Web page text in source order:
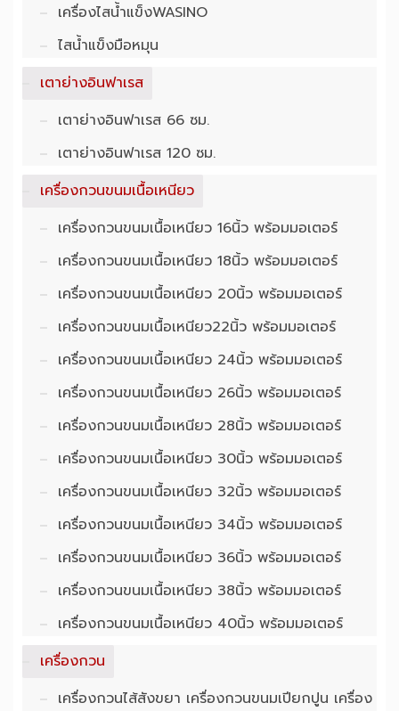
เครื่องไสน้ำแข็งWASINO
ไสน้ำแข็งมือหมุน
เตาย่างอินฟาเรส
เตาย่างอินฟาเรส 66 ซม.
เตาย่างอินฟาเรส 120 ซม.
เครื่องกวนขนมเนื้อเหนียว
เครื่องกวนขนมเนื้อเหนียว 16นิ้ว พร้อมมอเตอร์
เครื่องกวนขนมเนื้อเหนียว 18นิ้ว พร้อมมอเตอร์
เครื่องกวนขนมเนื้อเหนียว 20นิ้ว พร้อมมอเตอร์
เครื่องกวนขนมเนื้อเหนียว22นิ้ว พร้อมมอเตอร์
เครื่องกวนขนมเนื้อเหนียว 24นิ้ว พร้อมมอเตอร์
เครื่องกวนขนมเนื้อเหนียว 26นิ้ว พร้อมมอเตอร์
เครื่องกวนขนมเนื้อเหนียว 28นิ้ว พร้อมมอเตอร์
เครื่องกวนขนมเนื้อเหนียว 30นิ้ว พร้อมมอเตอร์
เครื่องกวนขนมเนื้อเหนียว 32นิ้ว พร้อมมอเตอร์
เครื่องกวนขนมเนื้อเหนียว 34นิ้ว พร้อมมอเตอร์
เครื่องกวนขนมเนื้อเหนียว 36นิ้ว พร้อมมอเตอร์
เครื่องกวนขนมเนื้อเหนียว 38นิ้ว พร้อมมอเตอร์
เครื่องกวนขนมเนื้อเหนียว 40นิ้ว พร้อมมอเตอร์
เครื่องกวน
เครื่องกวนไส้สังขยา เครื่องกวนขนมเปียกปูน เครื่อง